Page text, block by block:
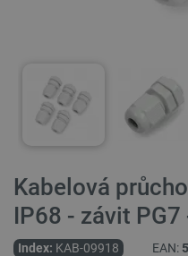
Kabelová
IP68 - závit PG7
Index: KAB-09918 EAN: